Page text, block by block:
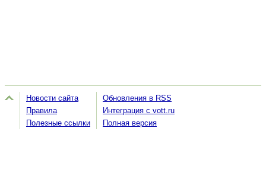
Новости сайта
Правила
Полезные ссылки
Обновления в RSS
Интеграция с vott.ru
Полная версия